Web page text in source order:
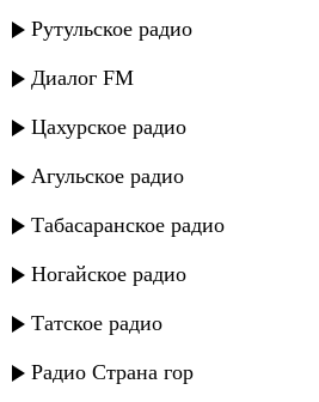
Рутульское радио
Диалог FM
Цахурское радио
Агульское радио
Табасаранское радио
Ногайское радио
Татское радио
Радио Страна гор
Артавазд Атоян - Storm of
минуты назад]